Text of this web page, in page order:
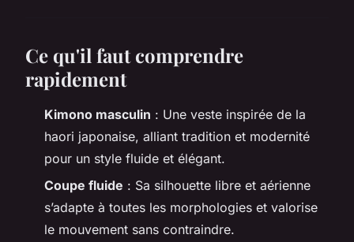
Ce qu'il faut comprendre
rapidement
Kimono masculin : Une veste inspirée de la
haori japonaise, alliant tradition et modernité
pour un style fluide et élégant.
Coupe fluide : Sa silhouette libre et aérienne
s’adapte à toutes les morphologies et valorise
le mouvement sans contraindre.